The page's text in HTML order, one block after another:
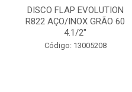
DISCO FLAP EVOLUTION
R822 AÇO/INOX GRÃO 60
4.1/2"
Código: 13005208